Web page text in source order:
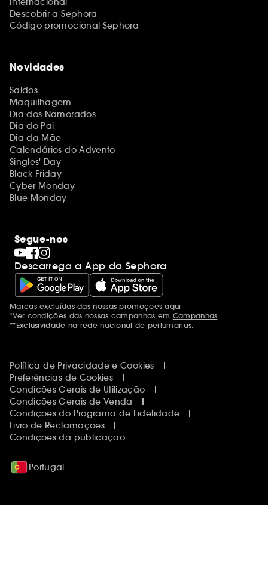
Descobrir a Sephora
Código promocional Sephora
Novidades
Saldos
Maquilhagem
Dia dos Namorados
Dia do Pai
Dia da Mãe
Calendários do Advento
Singles' Day
Black Friday
Cyber Monday
Blue Monday
Segue-nos
Descarrega a App da Sephora
Menções adicionais
Marcas excluídas das nossas promoçõesaqui
*Ver condições das nossas campanhas em Campanhas
**Exclusividade na rede nacional de perfumarias.
Política de Privacidade e Cookies
Preferências de Cookies
Condições Gerais de Utilização
Condições Gerais de Venda
Condições do Programa de Fidelidade
Livro de Reclamações
Condições da publicação
Portugal